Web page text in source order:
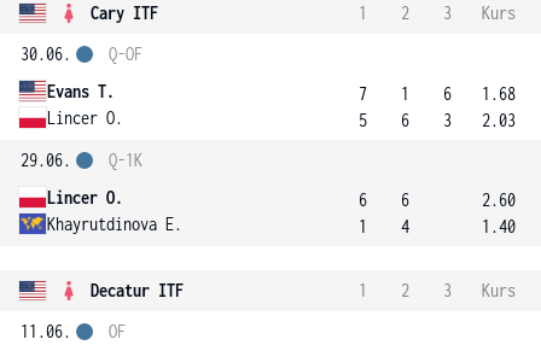
Cary ITF 1 2 3
Kurs
30.06.
Evans T.
Lincer O.
Q-OF
7
5
1
6
6
3
1.68
2.03
29.06.
Lincer O.
Khayrutdinova E.
Q-1K
6
1
6
4
2.60
1.40
Decatur ITF 1 2 3
Kurs
11.06.
OF